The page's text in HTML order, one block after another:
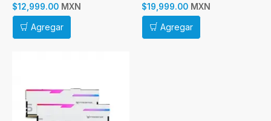
$12,999.00 MXN
Agregar
$19,999.00 MXN
Agregar